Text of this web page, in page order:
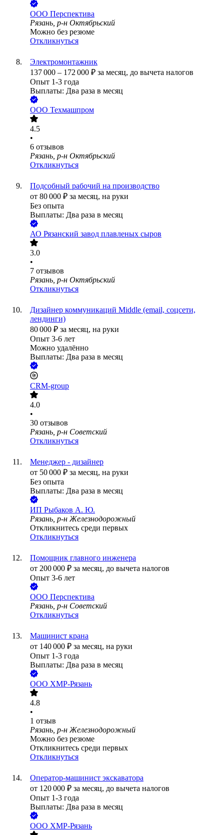
ООО Перспектива
Рязань, р-н Октябрьский
Можно без резюме
Откликнуться
Электромонтажник
137 000 – 172 000 ₽ за месяц, до вычета налогов
Опыт 1-3 года
Выплаты: Два раза в месяц
ООО Техмашпром
4.5
•
6 отзывов
Рязань, р-н Октябрьский
Откликнуться
Подсобный рабочий на производство
от 80 000 ₽ за месяц, на руки
Без опыта
Выплаты: Два раза в месяц
АО Рязанский завод плавленых сыров
3.0
•
7 отзывов
Рязань, р-н Октябрьский
Откликнуться
Дизайнер коммуникаций Middle (email, соцсети,
лендинги)
80 000 ₽ за месяц, на руки
Опыт 3-6 лет
Можно удалённо
Выплаты: Два раза в месяц
CRM-group
4.0
•
30 отзывов
Рязань, р-н Советский
Откликнуться
Менеджер - дизайнер
от 50 000 ₽ за месяц, на руки
Без опыта
Выплаты: Два раза в месяц
ИП Рыбаков А. Ю.
Рязань, р-н Железнодорожный
Откликнитесь среди первых
Откликнуться
Помощник главного инженера
от 200 000 ₽ за месяц, до вычета налогов
Опыт 3-6 лет
ООО Перспектива
Рязань, р-н Советский
Откликнуться
Машинист крана
от 140 000 ₽ за месяц, на руки
Опыт 1-3 года
Выплаты: Два раза в месяц
ООО ХМР-Рязань
4.8
•
1 отзыв
Рязань, р-н Железнодорожный
Можно без резюме
Откликнитесь среди первых
Откликнуться
Оператор-машинист экскаватора
от 120 000 ₽ за месяц, до вычета налогов
Опыт 1-3 года
Выплаты: Два раза в месяц
ООО ХМР-Рязань